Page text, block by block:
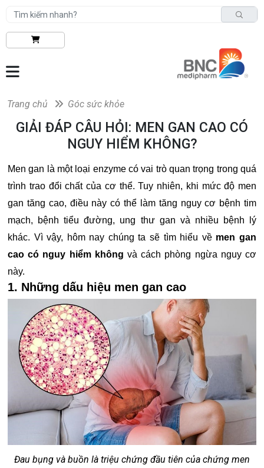
Trang chủ Góc sức khỏe
GIẢI ĐÁP CÂU HỎI: MEN GAN CAO CÓ
NGUY HIỂM KHÔNG?
Men gan là một loại enzyme có vai trò quan trọng trong quá
trình trao đổi chất của cơ thể. Tuy nhiên, khi mức độ men
gan tăng cao, điều này có thể làm tăng nguy cơ bệnh tim
mạch, bệnh tiểu đường, ung thư gan và nhiều bệnh lý
khác. Vì vậy, hôm nay chúng ta sẽ tìm hiểu về men gan
cao có nguy hiểm không và cách phòng ngừa nguy cơ
này.
1. Những dấu hiệu men gan cao
Đau bụng và buồn là triệu chứng đầu tiên của chứng men